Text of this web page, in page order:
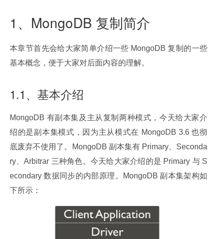
1、MongoDB 复制简介
本章节首先会给大家简单介绍一些 MongoDB 复制的一些
基本概念，便于大家对后面内容的理解。
1.1、基本介绍
MongoDB 有副本集及主从复制两种模式，今天给大家介
绍的是副本集模式，因为主从模式在 MongoDB 3.6 也彻
底废弃不使用了。MongoDB 副本集有 Primary、Seconda
ry、Arbitrar 三种角色。今天给大家介绍的是 Primary 与 S
econdary 数据同步的内部原理。MongoDB 副本集架构如
下所示：